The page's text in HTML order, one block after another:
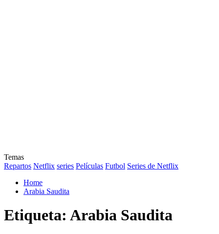
Temas
Repartos Netflix series Películas Futbol Series de Netflix
Home
Arabia Saudita
Etiqueta: Arabia Saudita